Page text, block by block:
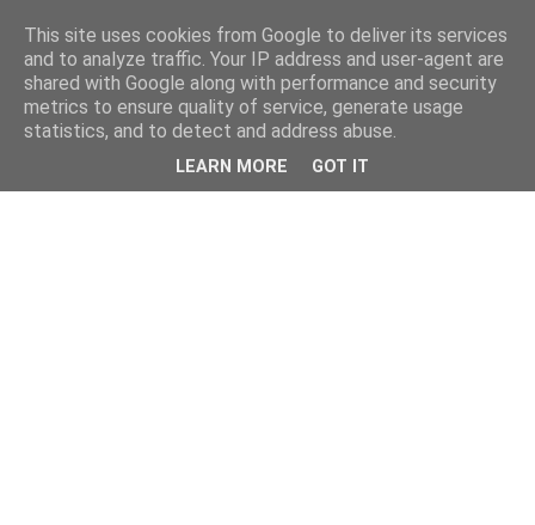
This site uses cookies from Google to deliver its services
and to analyze traffic. Your IP address and user-agent are
shared with Google along with performance and security
metrics to ensure quality of service, generate usage
statistics, and to detect and address abuse.
LEARN MORE GOT IT